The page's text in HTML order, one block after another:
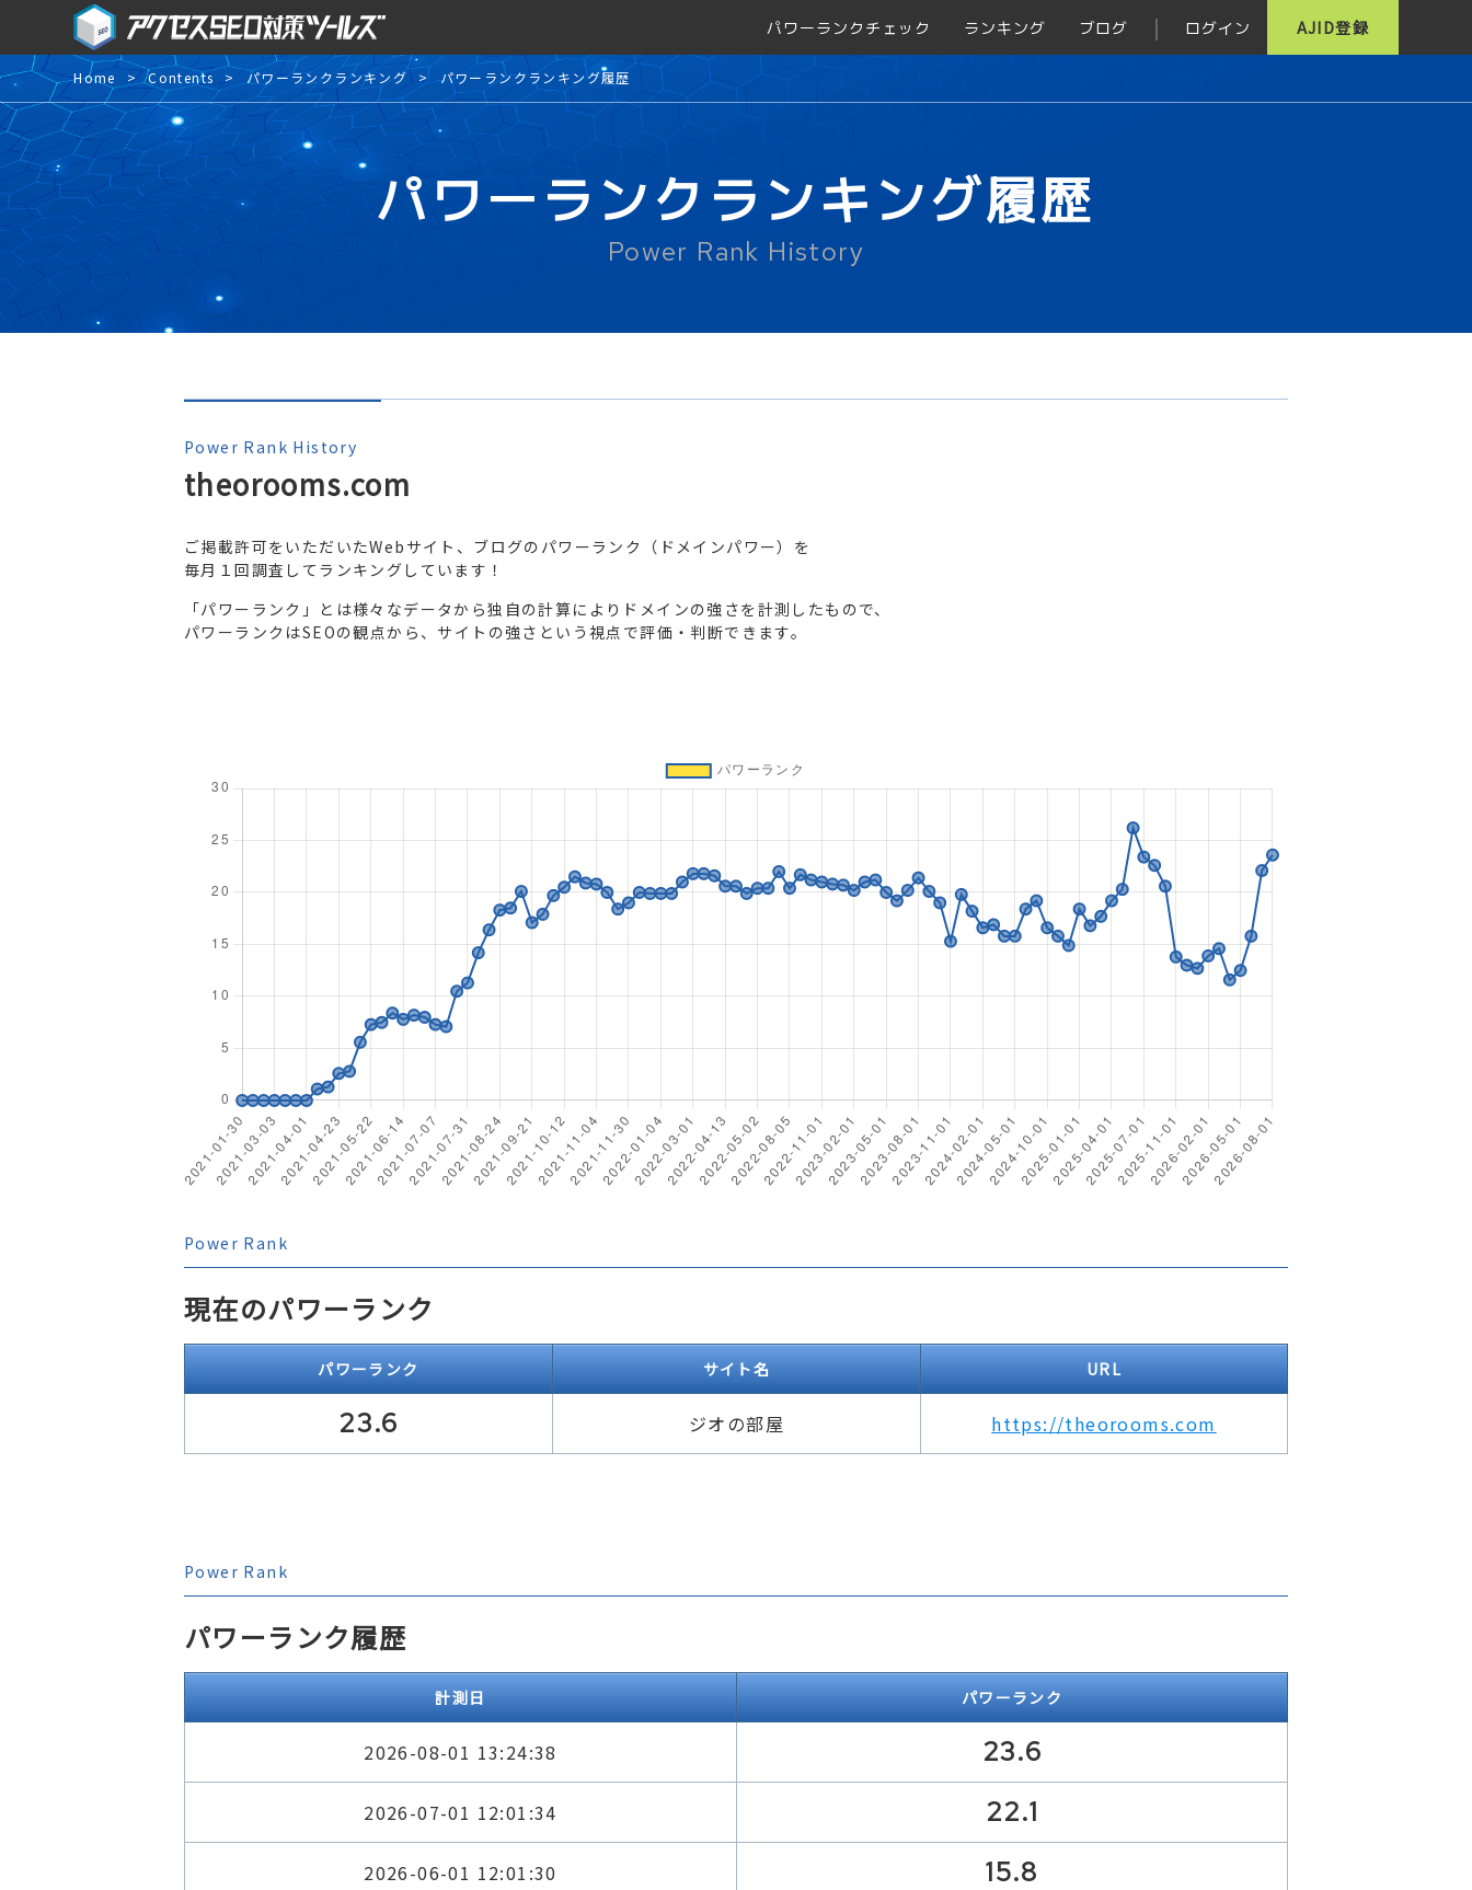
パワーランクチェック ランキング ブログ ログイン AJID登録
Home Contents パワーランクランキング パワーランクランキング履歴
パワーランクランキング履歴
Power Rank History
Power Rank History
theorooms.com
ご掲載許可をいただいたWebサイト、ブログのパワーランク（ドメインパワー）を
毎月１回調査してランキングしています！
「パワーランク」とは様々なデータから独自の計算によりドメインの強さを計測したもので、
パワーランクはSEOの観点から、サイトの強さという視点で評価・判断できます。
Power Rank
現在のパワーランク
パワーランク サイト名 URL
23.6 ジオの部屋 https://theorooms.com
Power Rank
パワーランク履歴
計測日 パワーランク
2026-08-01 13:24:38 23.6
2026-07-01 12:01:34 22.1
2026-06-01 12:01:30 15.8